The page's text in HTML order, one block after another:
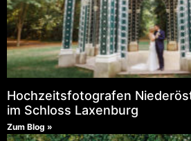
Hochzeitsfotografen
im Schloss Laxenburg
Zum Blog »